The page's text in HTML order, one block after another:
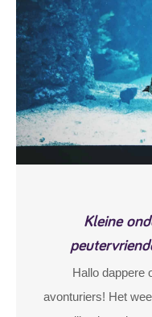
Kleine
Hallo dappere
avonturiers! Het